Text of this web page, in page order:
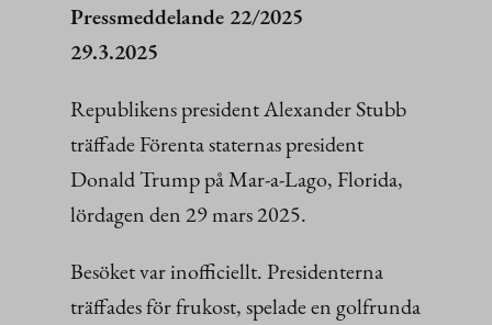
Pressmeddelande 22/2025
29.3.2025
Republikens president Alexander Stubb
träffade Förenta staternas president
Donald Trump på Mar-a-Lago, Florida,
lördagen den 29 mars 2025.
Besöket var inofficiellt. Presidenterna
träffades för frukost, spelade en golfrunda